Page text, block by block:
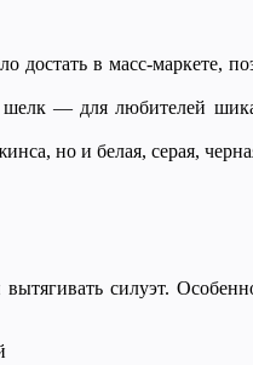
в масс-маркете,
— для любителей
но и белая, серая,
силуэт.